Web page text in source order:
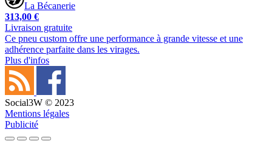
La Bécanerie
313,00 €
Livraison gratuite
Ce pneu custom offre une performance à grande vitesse et une
adhérence parfaite dans les virages.
Plus d'infos
Social3W © 2023
Mentions légales
Publicité